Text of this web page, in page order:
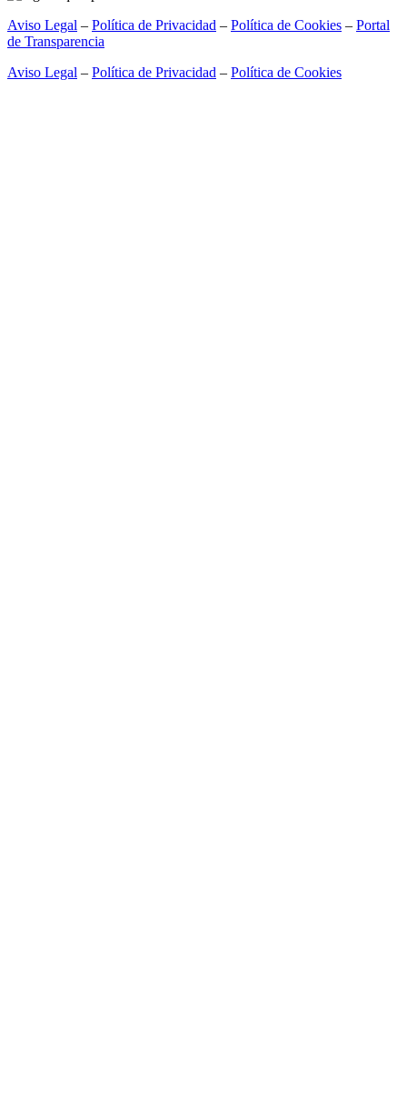
Aviso Legal – Política de Privacidad – Política de Cookies – Portal
de Transparencia
Aviso Legal – Política de Privacidad – Política de Cookies